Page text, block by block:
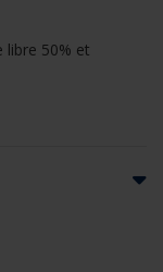
libre 50% et